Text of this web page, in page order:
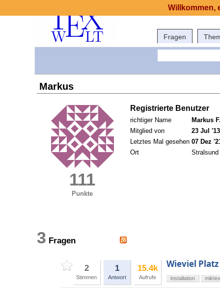
Fragen
Markus
111
Punkte
Registrierte Benutzer
richtiger Name
Markus
Mitglied von
23 Jul
Letztes Mal gesehen 07 Dez
Ort
Stralsund
3 Fragen
2
Stimmen
1
Antwort
15.4k
Aufrufe
Wieviel
installation miktex
Willkommen,